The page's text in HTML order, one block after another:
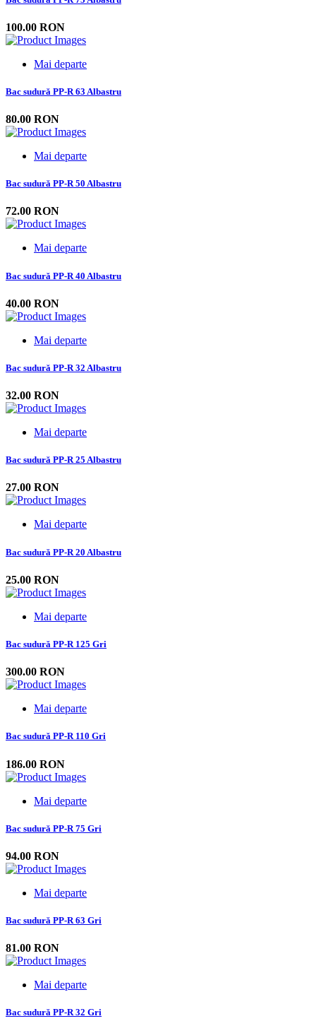
100.00 RON
Mai departe
Bac sudură PP-R 63 Albastru
80.00 RON
Mai departe
Bac sudură PP-R 50 Albastru
72.00 RON
Mai departe
Bac sudură PP-R 40 Albastru
40.00 RON
Mai departe
Bac sudură PP-R 32 Albastru
32.00 RON
Mai departe
Bac sudură PP-R 25 Albastru
27.00 RON
Mai departe
Bac sudură PP-R 20 Albastru
25.00 RON
Mai departe
Bac sudură PP-R 125 Gri
300.00 RON
Mai departe
Bac sudură PP-R 110 Gri
186.00 RON
Mai departe
Bac sudură PP-R 75 Gri
94.00 RON
Mai departe
Bac sudură PP-R 63 Gri
81.00 RON
Mai departe
Bac sudură PP-R 32 Gri